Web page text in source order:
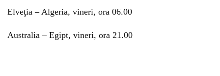
Elveţia – Algeria, vineri, ora 06.00
Australia – Egipt, vineri, ora 21.00